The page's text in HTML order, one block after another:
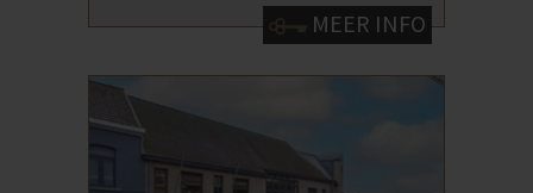
MEER INFO